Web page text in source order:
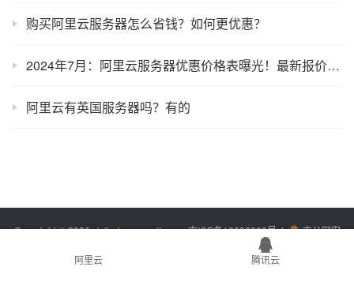
购买阿里云服务器怎么省钱？如何更优惠？
2024年7月：阿里云服务器优惠价格表曝光！最新报价清单
阿里云有英国服务器吗？有的
Copyright © 2026 xixibobo.comsitemap吉ICP备16006803号-1
吉公网安
阿里云
腾讯云